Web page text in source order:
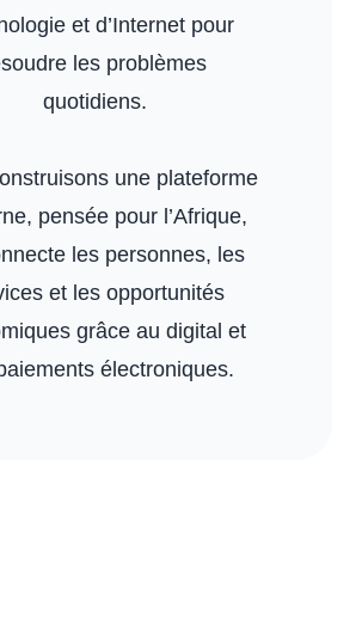
et d’Internet pour
les problèmes
quotidiens.
une plateforme
pensée pour l’Afrique,
les personnes, les
et les opportunités
grâce au digital et
électroniques.